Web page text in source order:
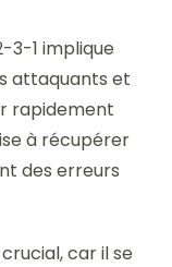
3-1 implique
attaquants et
rapidement
à récupérer
des erreurs
car il se